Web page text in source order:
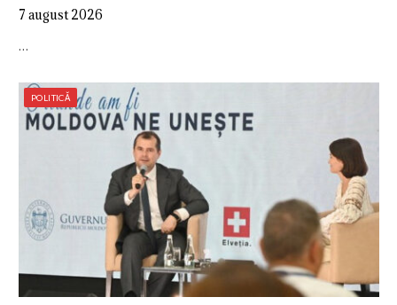
7 august 2026
…
POLITICĂ